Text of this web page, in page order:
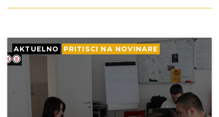
AKTUELNO PRITISCI NA NOVINARE